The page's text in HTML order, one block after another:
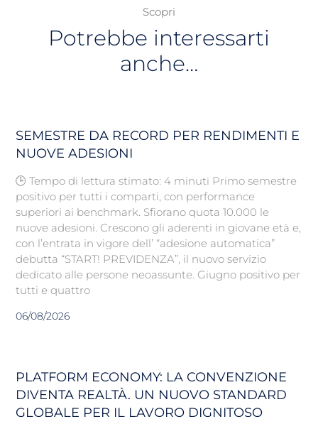
Scopri
Potrebbe interessarti
anche…
SEMESTRE DA RECORD PER RENDIMENTI E
NUOVE ADESIONI
🕒 Tempo di lettura stimato: 4 minuti Primo semestre
positivo per tutti i comparti, con performance
superiori ai benchmark. Sfiorano quota 10.000 le
nuove adesioni. Crescono gli aderenti in giovane età e,
con l’entrata in vigore dell’ “adesione automatica”
debutta “START! PREVIDENZA”, il nuovo servizio
dedicato alle persone neoassunte. Giugno positivo per
tutti e quattro
06/08/2026
PLATFORM ECONOMY: LA CONVENZIONE
DIVENTA REALTÀ. UN NUOVO STANDARD
GLOBALE PER IL LAVORO DIGNITOSO